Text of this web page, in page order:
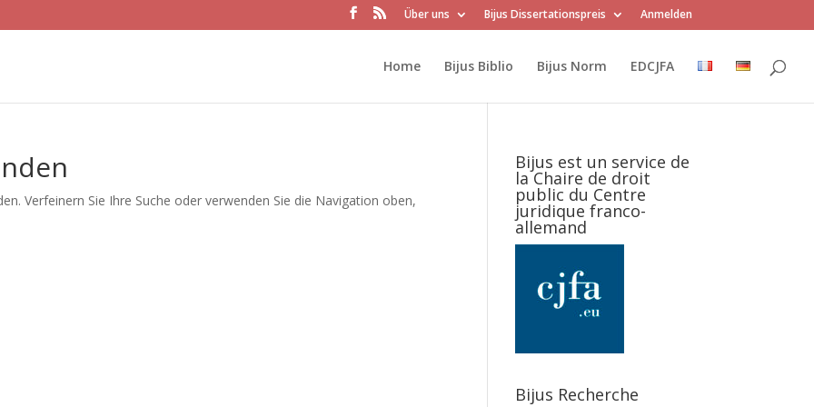
Über uns Bijus Dissertationspreis Anmelden
Home Bijus Biblio Bijus Norm EDCJFA
Verfeinern Sie Ihre Suche oder verwenden Sie die Navigation oben,
Bijus est un service de
la Chaire de droit
public du Centre
juridique franco-
allemand
Bijus Recherche